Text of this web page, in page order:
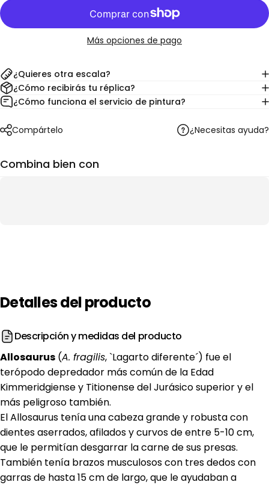
Más opciones de pago
¿Quieres otra escala?
¿Cómo recibirás tu réplica?
¿Cómo funciona el servicio de pintura?
Compártelo ¿Necesitas ayuda?
Combina bien con
Detallesdelproducto
Descripción y medidas del producto
Allosaurus (A. fragilis, `Lagarto diferente´) fue el
terópodo depredador más común de la Edad
Kimmeridgiense y Titionense del Jurásico superior y el
más peligroso también.
El Allosaurus tenía una cabeza grande y robusta con
dientes aserrados, afilados y curvos de entre 5-10 cm,
que le permitían desgarrar la carne de sus presas.
También tenía brazos musculosos con tres dedoscon
garras de hasta 15 cm de largo,que le ayudaban a